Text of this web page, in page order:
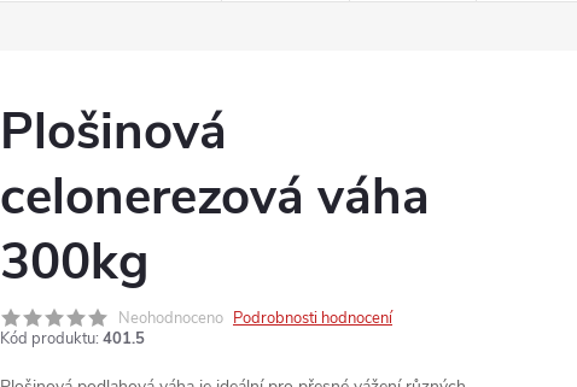
Plošinová
celonerezová váha
300kg
Neohodnoceno Podrobnosti hodnocení
Kód produktu: 401.5